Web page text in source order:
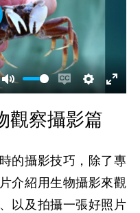
觀察攝影篇
的攝影技巧，除了專
介紹用生物攝影來觀
以及拍攝一張好照片